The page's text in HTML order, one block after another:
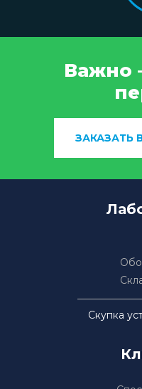
Важно
ЗАКАЗАТЬ
Скупка